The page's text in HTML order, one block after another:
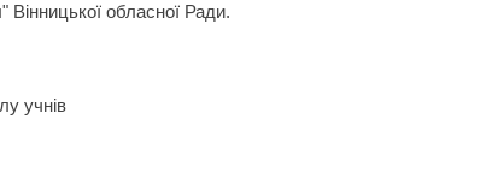
Вінницької обласної Ради.
учнів